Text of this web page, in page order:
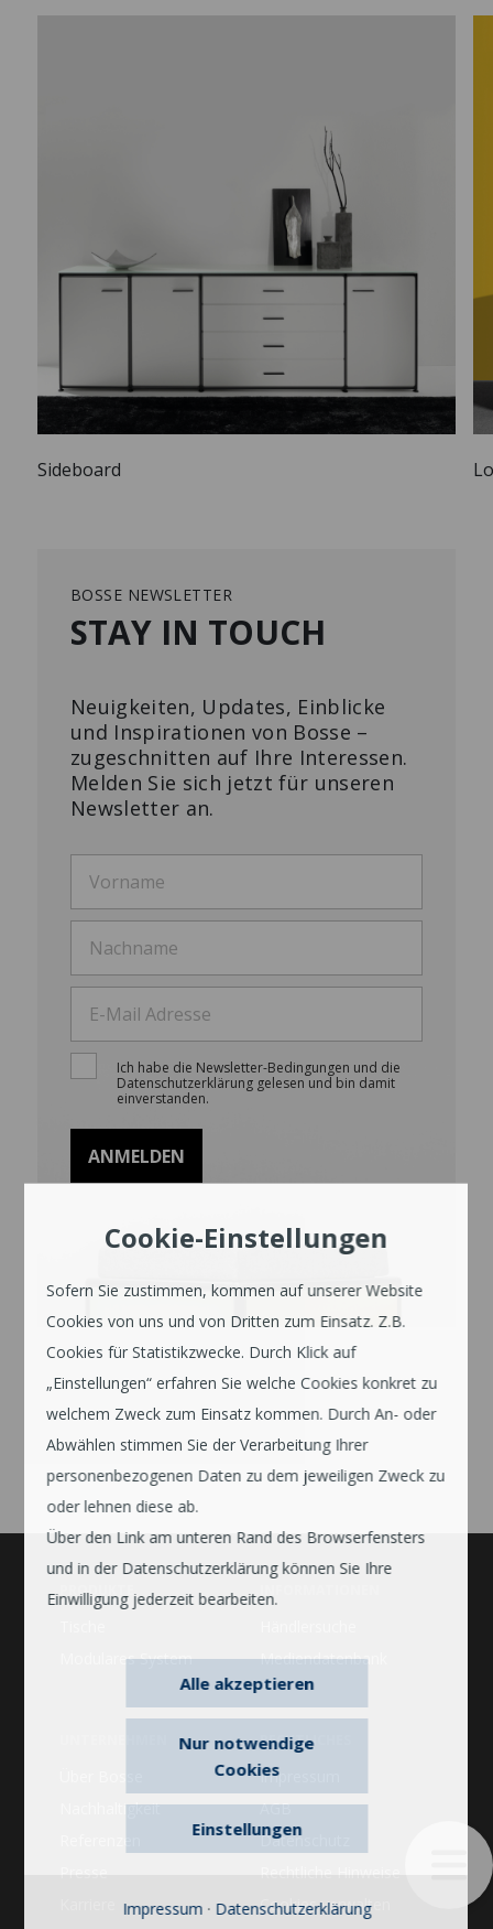
Cookie-Einstellungen
Sofern Sie zustimmen, kommen auf unserer Website
Cookies von uns und von Dritten zum Einsatz. Z.B.
Cookies für Statistikzwecke. Durch Klick auf
„Einstellungen“ erfahren Sie welche Cookies konkret zu
welchem Zweck zum Einsatz kommen. Durch An- oder
Abwählen stimmen Sie der Verarbeitung Ihrer
personenbezogenen Daten zu dem jeweiligen Zweck zu
oder lehnen diese ab.
Über den Link am unteren Rand des Browserfensters
und in der Datenschutzerklärung können Sie Ihre
Einwilligung jederzeit bearbeiten.
Einstellungen
Alle akzeptieren
Nur notwendige
Cookies
Impressum · Datenschutzerklärung
Sideboard
BOSSE NEWSLETTER
STAY IN TOUCH
Neuigkeiten, Updates, Einblicke
und Inspirationen von Bosse –
zugeschnitten auf Ihre Interessen.
Melden Sie sich jetzt für unseren
Newsletter an.
Ich habe die Newsletter-Bedingungen und die
Datenschutzerklärung gelesen und bin damit
einverstanden.
PRODUKTE
Modulares System
Mediendatenbank
Nachhaltigkeit
Presse
RECHTLICHES
Impressum
AGB
Datenschutz
Rechtliche Hinweise
Cookies verwalten